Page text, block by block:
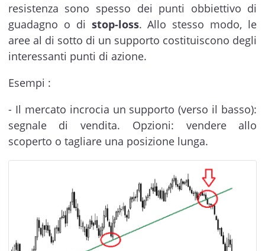
resistenza sono spesso dei punti obbiettivo di
guadagno o di stop-loss. Allo stesso modo, le
aree al di sotto di un supporto costituiscono degli
interessanti punti di azione.
Esempi :
- Il mercato incrocia un supporto (verso il basso):
segnale di vendita. Opzioni: vendere allo
scoperto o tagliare una posizione lunga.